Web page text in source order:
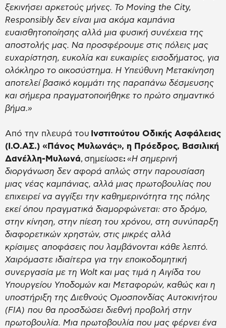
ξεκινήσει αρκετούς μήνες. Το Moving the City,
Responsibly δεν είναι μια ακόμα καμπάνια
ευαισθητοποίησης αλλά μια φυσική συνέχεια της
αποστολής μας. Να προσφέρουμε στις πόλεις μας
ευχαρίστηση, ευκολία και ευκαιρίες εισοδήματος, για
ολόκληρο το οικοσύστημα. Η Υπεύθυνη Μετακίνηση
αποτελεί βασικό κομμάτι της παραπάνω δέσμευσης
και σήμερα πραγματοποιήθηκε το πρώτο σημαντικό
βήμα.»
Από την πλευρά του Ινστιτούτου Οδικής Ασφάλειας
(Ι.Ο.ΑΣ.) «Πάνος Μυλωνάς», η Πρόεδρος, Βασιλική
Δανέλλη-Μυλωνά, σημείωσε: «Η σημερινή
διοργάνωση δεν αφορά απλώς στην παρουσίαση
μιας νέας καμπάνιας, αλλά μιας πρωτοβουλίας που
επιχειρεί να αγγίξει την καθημερινότητα της πόλης
εκεί όπου πραγματικά διαμορφώνεται: στο δρόμο,
στην κίνηση, στην πίεση του χρόνου, στη συνύπαρξη
διαφορετικών χρηστών, στις μικρές αλλά
κρίσιμες αποφάσεις που λαμβάνονται κάθε λεπτό.
Χαιρόμαστε ιδιαίτερα για την εποικοδομητική
συνεργασία με τη Wolt και μας τιμά η Αιγίδα του
Υπουργείου Υποδομών και Μεταφορών, καθώς και η
υποστήριξη της Διεθνούς Ομοσπονδίας Αυτοκινήτου
(FIA) που θα προσδώσει διεθνή προβολή στην
πρωτοβουλία. Μια πρωτοβουλία που μας φέρνει ένα